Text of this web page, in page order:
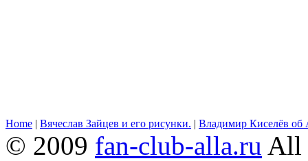
Home | Вячеслав Зайцев и его рисунки. | Владимир Киселёв об
© 2009 fan-club-alla.ru All